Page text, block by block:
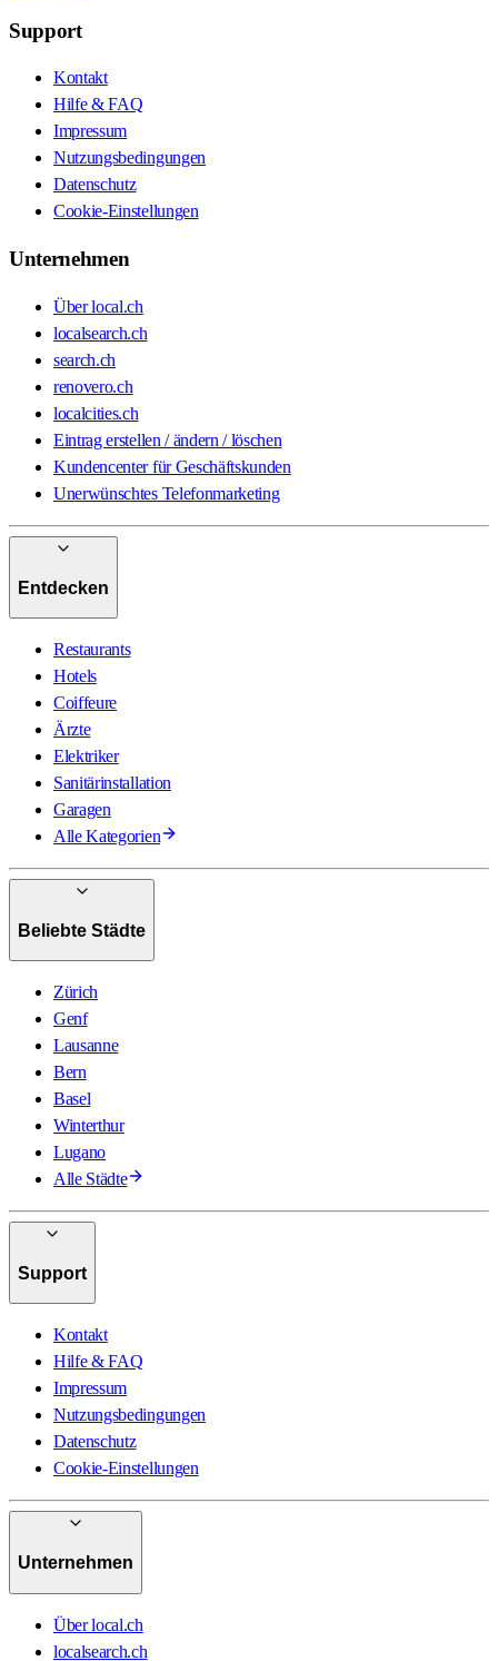
Support
Kontakt
Hilfe & FAQ
Impressum
Nutzungsbedingungen
Datenschutz
Cookie-Einstellungen
Unternehmen
Über local.ch
localsearch.ch
search.ch
renovero.ch
localcities.ch
Eintrag erstellen / ändern / löschen
Kundencenter für Geschäftskunden
Unerwünschtes Telefonmarketing
Entdecken
Restaurants
Hotels
Coiffeure
Ärzte
Elektriker
Sanitärinstallation
Garagen
Alle Kategorien
Beliebte Städte
Zürich
Genf
Lausanne
Bern
Basel
Winterthur
Lugano
Alle Städte
Support
Kontakt
Hilfe & FAQ
Impressum
Nutzungsbedingungen
Datenschutz
Cookie-Einstellungen
Unternehmen
Über local.ch
localsearch.ch